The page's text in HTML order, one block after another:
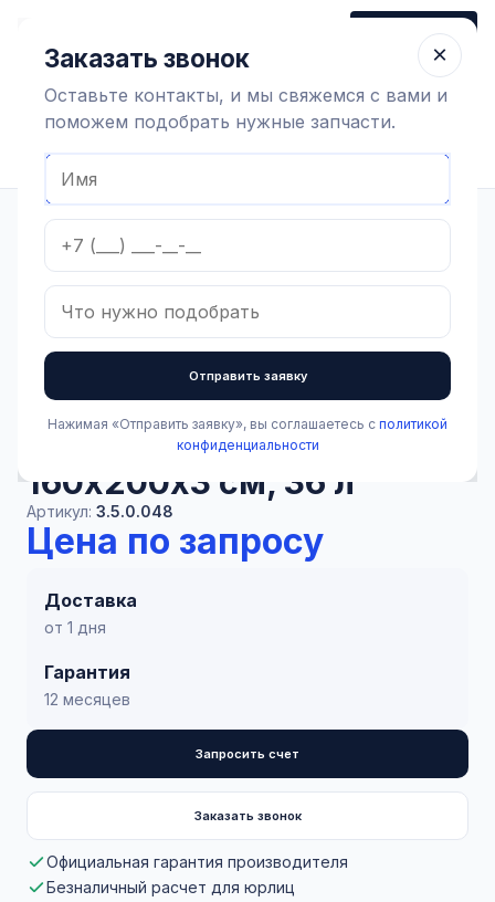
Заказать звонок
Мат дезинфицирующий 160х200х3 см, 36 л
В наличии
Мат дезинфицирующий
160х200х3 см, 36 л
Артикул: 3.5.0.048
Цена по запросу
Доставка
от 1 дня
Гарантия
12 месяцев
Запросить счет
Заказать звонок
Официальная гарантия производителя
Безналичный расчет для юрлиц
×
Заказать звонок
Оставьте контакты, и мы свяжемся с вами и
поможем подобрать нужные запчасти.
Отправить заявку
Нажимая «Отправить заявку», вы соглашаетесь с политикой
конфиденциальности